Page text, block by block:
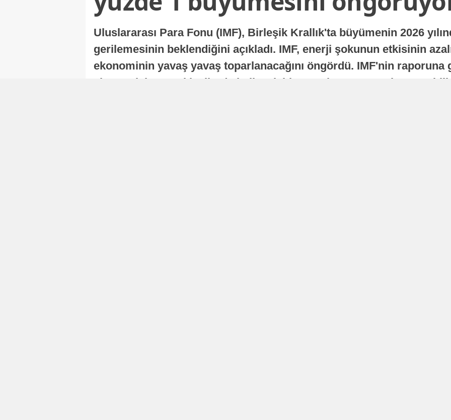
Uluslararası Para Fonu (IMF), Birleşik Krallık'ta büyümenin 2026
gerilemesinin beklendiğini açıkladı. IMF, enerji şokunun etkisinin
ekonominin yavaş yavaş toparlanacağını öngördü. IMF'nin raporuna
ekonomisi, sonraki yıllarda istikrarlı bir toparlanma süreci